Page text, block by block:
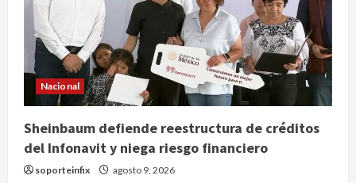
Nacional
Sheinbaum defiende reestructura de créditos
del Infonavit y niega riesgo financiero
soporteinfix agosto 9, 2026
4
Jardín Hidalgo de Coyoacán atrae
mariposas y aves tras convertirse
en espacio polinizador
agosto 10, 2026
tres veces fondos internacionales y
sigue sin concretarse